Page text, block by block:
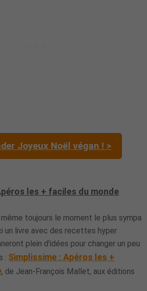
Joyeux Noël végan ! >
les + faciles du monde
toujours le moment le plus sympa
un livre avec des recettes hyper
plein d'idées pour changer un peu
: Simplissime : Apéros les +
, de Jean-François Mallet, aux éditions